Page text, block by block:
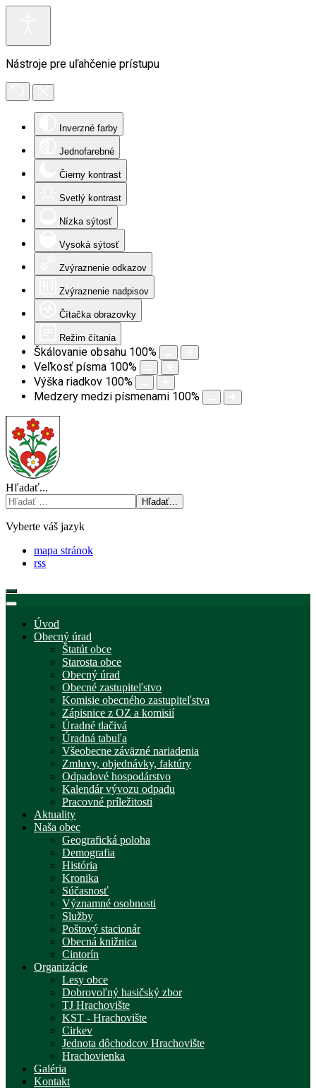
Nástroje pre uľahčenie prístupu
Inverzné farby
Jednofarebné
Čierny kontrast
Svetlý kontrast
Nízka sýtosť
Vysoká sýtosť
Zvýraznenie odkazov
Zvýraznenie nadpisov
Čítačka obrazovky
Režim čítania
Škálovanie obsahu 100%
Veľkosť písma 100%
Výška riadkov 100%
Medzery medzi písmenami 100%
Hľadať...
Hľadať...
Vyberte váš jazyk
mapa stránok
rss
Úvod
Obecný úrad
Štatút obce
Starosta obce
Obecný úrad
Obecné zastupiteľstvo
Komisie obecného zastupiteľstva
Zápisnice z OZ a komisií
Úradné tlačivá
Úradná tabuľa
Všeobecne záväzné nariadenia
Zmluvy, objednávky, faktúry
Odpadové hospodárstvo
Kalendár vývozu odpadu
Pracovné príležitosti
Aktuality
Naša obec
Geografická poloha
Demografia
História
Kronika
Súčasnosť
Významné osobnosti
Služby
Poštový stacionár
Obecná knižnica
Cintorín
Organizácie
Lesy obce
Dobrovoľný hasičský zbor
TJ Hrachovište
KST - Hrachovište
Cirkev
Jednota dôchodcov Hrachovište
Hrachovienka
Galéria
Kontakt